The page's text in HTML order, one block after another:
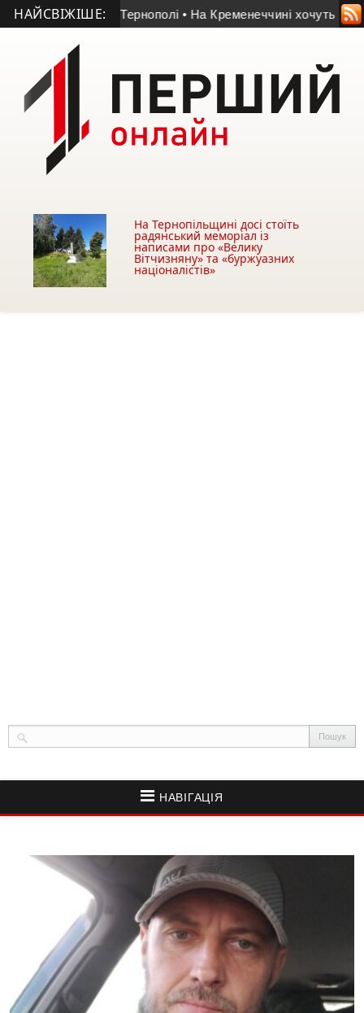
НАЙСВІЖІШЕ:
біля АЗС у Тернополі • На Кременеччині хочуть забрати
На Тернопільщині досі стоїть
радянський меморіал із
написами про «Велику
Вітчизняну» та «буржуазних
націоналістів»
НАВІГАЦІЯ